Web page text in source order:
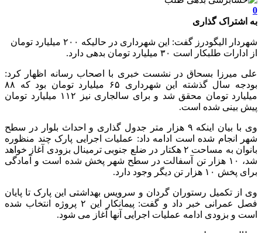
0
به اشتراک گذاری
شهردار الیگودرز گفت: این شهرداری در حالیکه ۲۰۰ میلیارد تومان
از ادارات طلبکار است ۳۰ میلیارد تومان بدهی دارد.
علی میرزا بسحاق در نشست خبری با اصحاب رسانه اظهار کرد:
بودجه سال گذشته این شهرداری ۶۵ میلیارد تومان بود که ۸۸
میلیارد تومان محقق شد و برای سالجاری نیز ۱۱۲ میلیارد تومان
پیش بینی شده است.
وی با بیان اینکه ۹ هزار متر جدول گذاری و احداث بلوار در سطح
شهر انجام شده است ادامه داد: عملیات اجرایی پارک چند منظوره
بانوان به مساحت ۲ هکتار در ضلع جنوبی ترمینال بزودی آغاز خواهد
شد، ۱۰ هزار تن آسفالت در سطح شهر پخش شده است و آمادگی
برای پخش ۱۰ هزار تن دیگر وجود دارد.
وی از تکمیل رستوران گردان و سرویس بهداشتی این پارک تا پایان
فصل عمرانی خبر داد و گفت: پیمانکار این ۲ پروژه انتخاب شده
است و بزودی ادامه عملیات اجرایی آنها آغاز می شود.